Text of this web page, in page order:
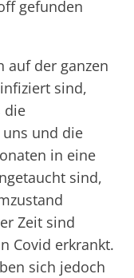
gefunden
auf der ganzen
sind,
die
und die
in eine
sind,
Zeit sind
Covid erkrankt.
sich jedoch